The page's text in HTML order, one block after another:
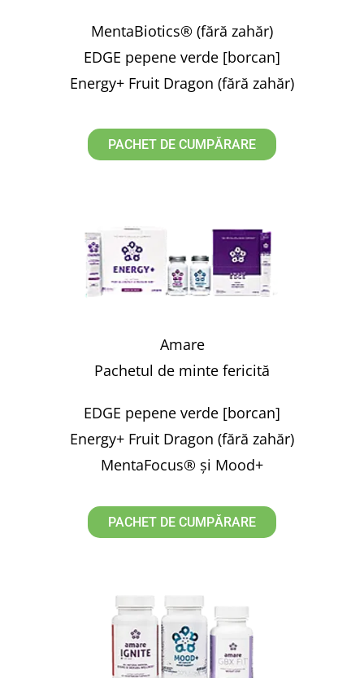
MentaBiotics® (fără zahăr)
EDGE pepene verde [borcan]
Energy+ Fruit Dragon (fără zahăr)
PACHET DE CUMPĂRARE
Amare
Pachetul de minte fericită
EDGE pepene verde [borcan]
Energy+ Fruit Dragon (fără zahăr)
MentaFocus® și Mood+
PACHET DE CUMPĂRARE